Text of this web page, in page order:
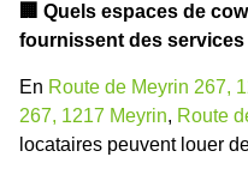
🏢 Quels espaces de
fournissent des
En Route de Meyrin 267,
267, 1217 Meyrin, Route
locataires peuvent louer